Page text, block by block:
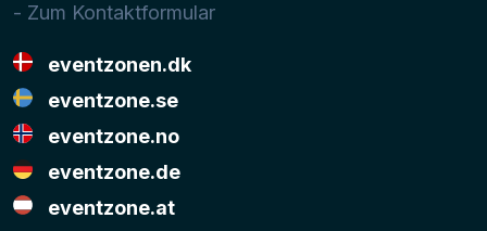
- Zum Kontaktformular
eventzonen.dk
eventzone.se
eventzone.no
eventzone.de
eventzone.at